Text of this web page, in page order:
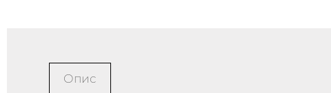
Опис